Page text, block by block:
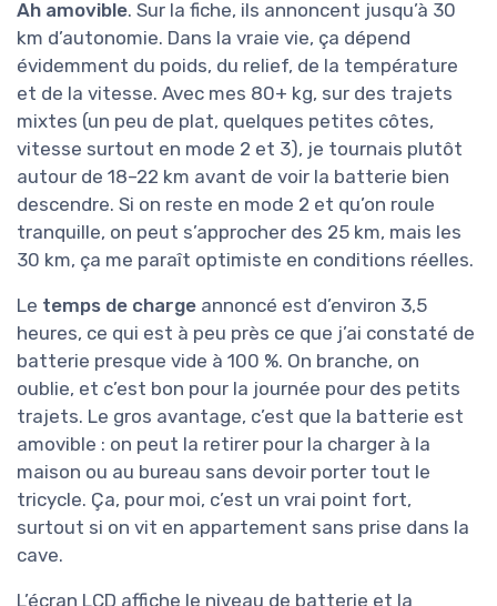
Ah amovible. Sur la fiche, ils annoncent jusqu’à 30
km d’autonomie. Dans la vraie vie, ça dépend
évidemment du poids, du relief, de la température
et de la vitesse. Avec mes 80+ kg, sur des trajets
mixtes (un peu de plat, quelques petites côtes,
vitesse surtout en mode 2 et 3), je tournais plutôt
autour de 18–22 km avant de voir la batterie bien
descendre. Si on reste en mode 2 et qu’on roule
tranquille, on peut s’approcher des 25 km, mais les
30 km, ça me paraît optimiste en conditions réelles.
Le temps de charge annoncé est d’environ 3,5
heures, ce qui est à peu près ce que j’ai constaté de
batterie presque vide à 100 %. On branche, on
oublie, et c’est bon pour la journée pour des petits
trajets. Le gros avantage, c’est que la batterie est
amovible : on peut la retirer pour la charger à la
maison ou au bureau sans devoir porter tout le
tricycle. Ça, pour moi, c’est un vrai point fort,
surtout si on vit en appartement sans prise dans la
cave.
L’écran LCD affiche le niveau de batterie et la